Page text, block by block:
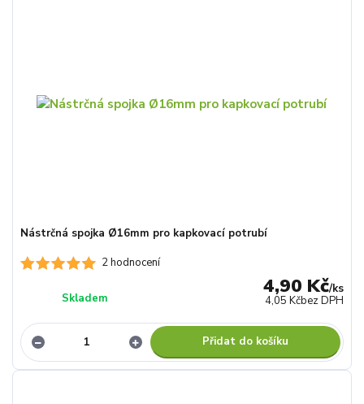
2 hodnocení
Nástrčná spojka Ø16mm pro kapkovací potrubí
4,90 Kč/ks
4,05 Kčbez DPH
Skladem
Přidat do košíku